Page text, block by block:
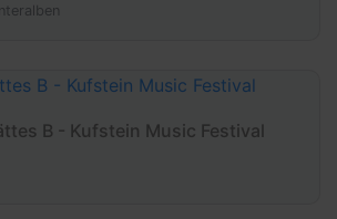
B - Kufstein Music Festival